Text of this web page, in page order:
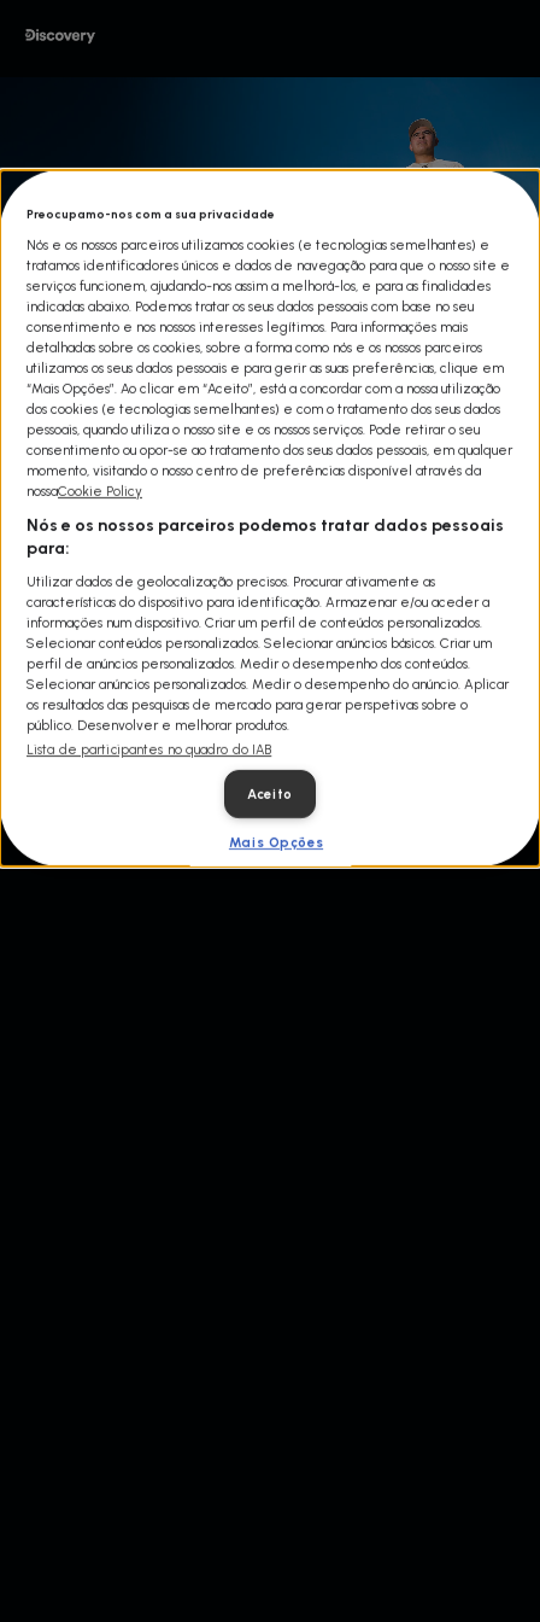
DUO DE SOBREVIVENTES: MÉXICO
E COLÔMBIA
Share
Esta é a versão colômbiana/mexicana do famoso programa de
sobrevivência. Com recursos limitados, Daniel Tirado e Alberto
intimidantes.
Preocupamo-nos com a sua privacidade
Nós e os nossos parceiros utilizamos cookies (e tecnologias semelhantes) e
tratamos identificadores únicos e dados de navegação para que o nosso site e
serviços funcionem, ajudando-nos assim a melhorá-los, e para as finalidades
indicadas abaixo. Podemos tratar os seus dados pessoais com base no seu
consentimento e nos nossos interesses legítimos. Para informações mais
detalhadas sobre os cookies, sobre a forma como nós e os nossos parceiros
utilizamos os seus dados pessoais e para gerir as suas preferências, clique em
“Mais Opções”. Ao clicar em “Aceito”, está a concordar com a nossa utilização
dos cookies (e tecnologias semelhantes) e com o tratamento dos seus dados
pessoais, quando utiliza o nosso site e os nossos serviços. Pode retirar o seu
consentimento ou opor-se ao tratamento dos seus dados pessoais, em qualquer
momento, visitando o nosso centro de preferências disponível através da
nossaCookie Policy
Nós e os nossos parceiros podemos tratar dados pessoais
para:
Utilizar dados de geolocalização precisos. Procurar ativamente as
características do dispositivo para identificação. Armazenar e/ou aceder a
informações num dispositivo. Criar um perfil de conteúdos personalizados.
Selecionar conteúdos personalizados. Selecionar anúncios básicos. Criar um
perfil de anúncios personalizados. Medir o desempenho dos conteúdos.
Selecionar anúncios personalizados. Medir o desempenho do anúncio. Aplicar
os resultados das pesquisas de mercado para gerar perspetivas sobre o
público. Desenvolver e melhorar produtos.
Lista de participantes no quadro do IAB
Aceito
Mais Opções